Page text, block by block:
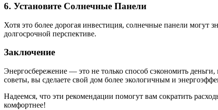
6. Установите Солнечные Панели
Хотя это более дорогая инвестиция, солнечные панели могут
долгосрочной перспективе.
Заключение
Энергосбережение — это не только способ сэкономить
советы, вы сделаете свой дом более экологичным и
Надеемся, что эти рекомендации помогут вам сократить
комфортнее!